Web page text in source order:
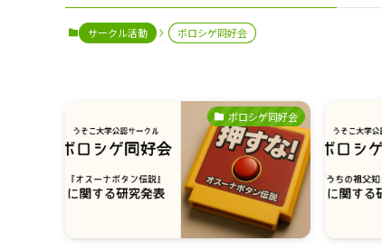
サークル活動 ボロシゲ同好会
ボロシゲ同好会